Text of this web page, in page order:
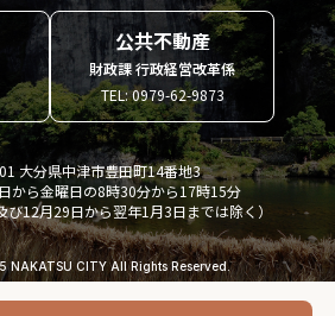
公共不動産
財政課 行政経営改革係
TEL: 0979-62-9873
大分県中津市豊田町14番地3
から金曜日の8時30分から17時15分
び12月29日から翌年1月3日までは除く）
NAKATSU CITY All Rights Reserved.